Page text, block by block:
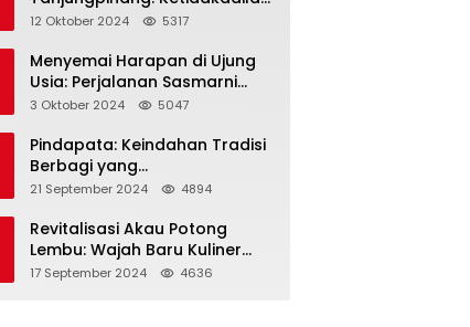
dalam Representasi
12 Oktober 2024 5317
Menyemai Harapan di Ujung
Usia: Perjalanan Sasmarni
dalam Menyentuh Hati dan
3 Oktober 2024 5047
Pindapata: Keindahan Tradisi
Berbagi yang
Menghubungkan Umat dalam
Kebersamaan dalam Agama
Buddha
21 September 2024 4894
Revitalisasi Akau Potong
Lembu: Wajah Baru Kuliner
Legendaris Tanjungpinang
17 September 2024 4636